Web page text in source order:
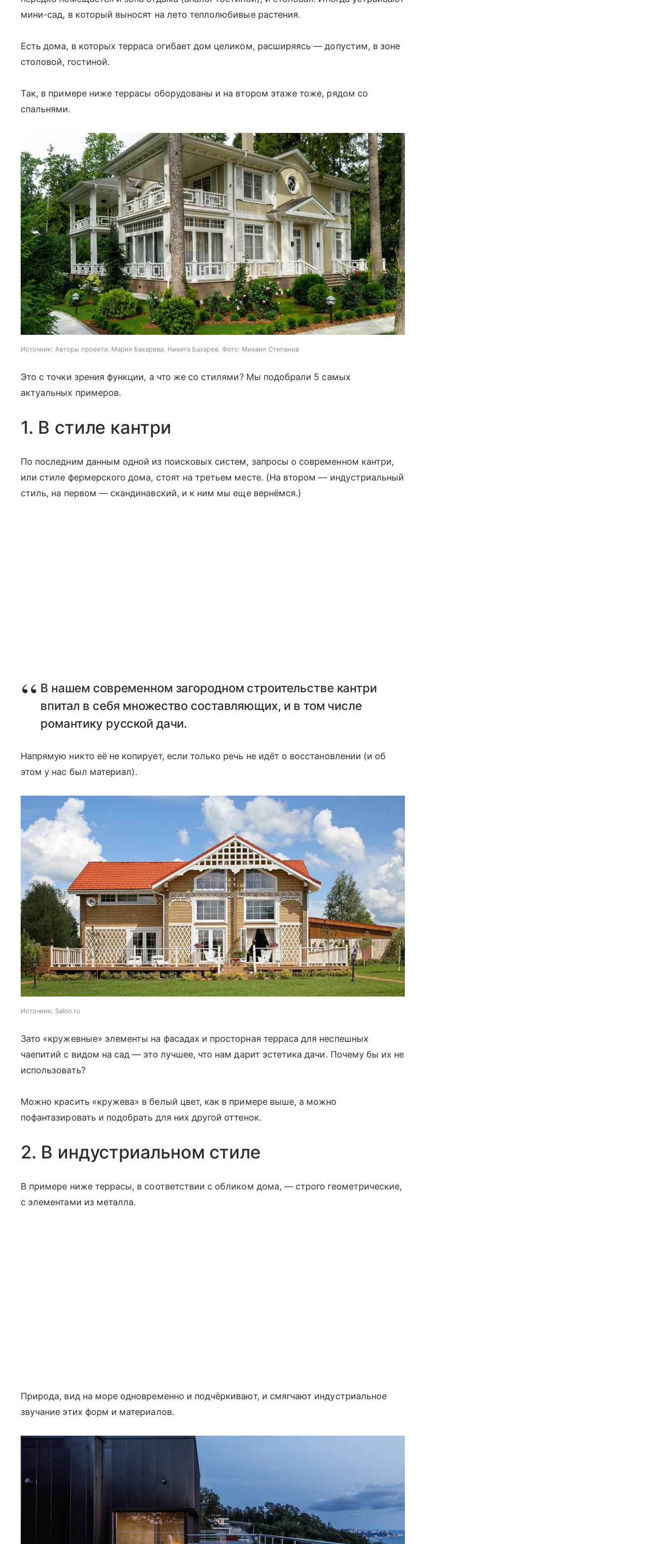
мини-сад, в который выносят на лето теплолюбивые растения.
Есть дома, в которых терраса огибает дом целиком, расширяясь — допустим, в зоне
столовой, гостиной.
Так, в примере ниже террасы оборудованы и на втором этаже тоже, рядом со
спальнями.
Источник: Авторы проекта: Мария Бахарева, Никита Бахарев. Фото: Михаил Степанов
Это с точки зрения функции, а что же со стилями? Мы подобрали 5 самых
актуальных примеров.
1. В стиле кантри
По последним данным одной из поисковых систем, запросы о современном кантри,
или стиле фермерского дома, стоят на третьем месте. (На втором — индустриальный
стиль, на первом — скандинавский, и к ним мы еще вернёмся.)
В нашем современном загородном строительстве кантри
впитал в себя множество составляющих, и в том числе
романтику русской дачи.
Напрямую никто её не копирует, если только речь не идёт о восстановлении (и об
этом у нас был материал).
Источник: Salon.ru
Зато «кружевные» элементы на фасадах и просторная терраса для неспешных
чаепитий с видом на сад — это лучшее, что нам дарит эстетика дачи. Почему бы их не
использовать?
Можно красить «кружева» в белый цвет, как в примере выше, а можно
пофантазировать и подобрать для них другой оттенок.
2. В индустриальном стиле
В примере ниже террасы, в соответствии с обликом дома, — строго геометрические,
с элементами из металла.
Природа, вид на море одновременно и подчёркивают, и смягчают индустриальное
звучание этих форм и материалов.